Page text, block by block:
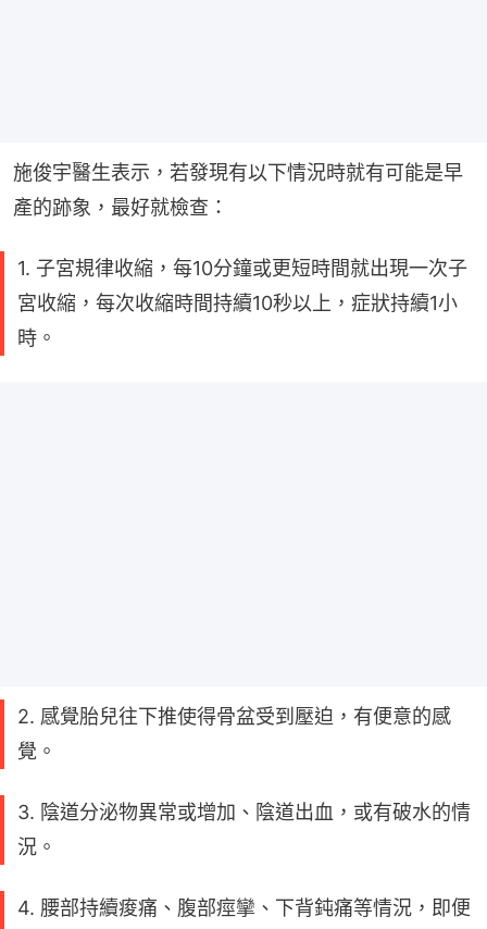
施俊宇醫生表示，若發現有以下情況時就有可能是早
產的跡象，最好就檢查：
1. 子宮規律收縮，每10分鐘或更短時間就出現一次子
宮收縮，每次收縮時間持續10秒以上，症狀持續1小
時。
2. 感覺胎兒往下推使得骨盆受到壓迫，有便意的感
覺。
3. 陰道分泌物異常或增加、陰道出血，或有破水的情
況。
4. 腰部持續痠痛、腹部痙攣、下背鈍痛等情況，即便